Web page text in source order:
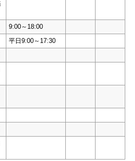
9:00～18:00
平日9:00～17:30